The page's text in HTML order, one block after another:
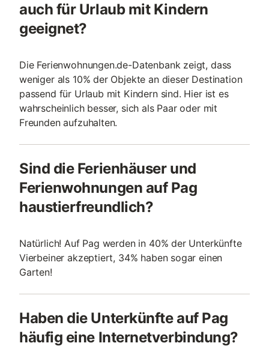
auch für Urlaub mit Kindern
geeignet?
Die Ferienwohnungen.de-Datenbank zeigt, dass
weniger als 10% der Objekte an dieser Destination
passend für Urlaub mit Kindern sind. Hier ist es
wahrscheinlich besser, sich als Paar oder mit
Freunden aufzuhalten.
Sind die Ferienhäuser und
Ferienwohnungen auf Pag
haustierfreundlich?
Natürlich! Auf Pag werden in 40% der Unterkünfte
Vierbeiner akzeptiert, 34% haben sogar einen
Garten!
Haben die Unterkünfte auf Pag
häufig eine Internetverbindung?